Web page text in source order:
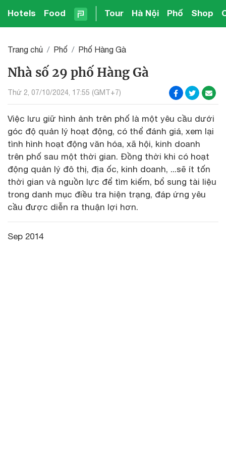
Hotels Food Tour Hà Nội Phố Shop
Trang chủ Phố Phố Hàng Gà
Nhà số 29 phố Hàng Gà
Thứ 2, 07/10/2024, 17:55 (GMT+7)
Việc lưu giữ hình ảnh trên phố là một yêu cầu dưới
góc độ quản lý hoạt động, có thể đánh giá, xem lại
tình hình hoạt động văn hóa, xã hội, kinh doanh
trên phố sau một thời gian. Đồng thời khi có hoạt
động quản lý đô thị, địa ốc, kinh doanh, ...sẽ ít tốn
thời gian và nguồn lực để tìm kiếm, bổ sung tài liệu
trong danh mục điều tra hiện trạng, đáp ứng yêu
cầu được diễn ra thuận lợi hơn.
Sep 2014